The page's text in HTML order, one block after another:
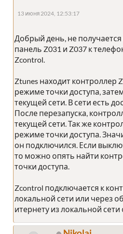
13 июня 2024, 12:53:17
Добрый день, не
панель Z031 и Z037 к
Zcontrol.
Ztunes находит контроллер
режиме точки доступа,
текущей сети. В сети есть
После перезапуска,
текущей сети. Так же
режиме точки доступа.
он подключился. Если
то можно опять найти
точки доступа.
Zcontrol подключается к
локальной сети или через
итернету из локальной сети